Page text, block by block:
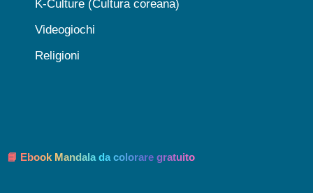
K-Culture (Cultura coreana)
Videogiochi
Religioni
📘 Ebook Mandala da colorare gratuito